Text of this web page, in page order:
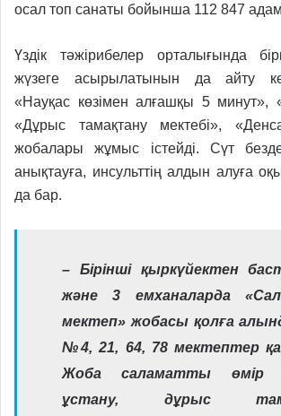
осал топ санаты бойынша 112 847
Үздік тәжірибелер орталығында
жүзеге асырылатынын да айту
«Науқас көзімен алғашқы 5 минут»,
«Дұрыс тамақтану мектебі»,
жобалары жұмыс істейді. Сүт
анықтауға, инсульттің алдын алуға
да бар.
– Бірінші қыркүйектен
және 3 емханаларда
мектеп» жобасы қолға
№4, 21, 64, 78 мектептер
Жоба саламатты өмір
ұстану, дұрыс